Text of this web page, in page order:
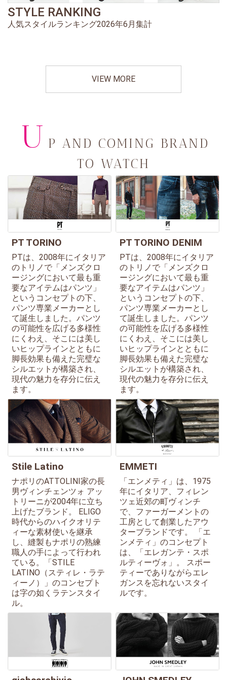
STYLE RANKING
人気スタイルランキング2026年6月集計
VIEW MORE
U P AND COMING BRAND
TO WATCH
PT TORINO
PTは、2008年にイタリア
のトリノで「メンズクロ
ージングにおいて最も重
要なアイテムはパンツ」
というコンセプトの下、
パンツ専業メーカーとし
て誕生しました。パンツ
の可能性を広げる多様性
にくわえ、そこには美し
いヒップラインとともに
脚長効果も備えた完璧な
シルエットが構築され、
現代の魅力を存分に伝え
ます。
PT TORINO DENIM
PTは、2008年にイタリア
のトリノで「メンズクロ
ージングにおいて最も重
要なアイテムはパンツ」
というコンセプトの下、
パンツ専業メーカーとし
て誕生しました。パンツ
の可能性を広げる多様性
にくわえ、そこには美し
いヒップラインとともに
脚長効果も備えた完璧な
シルエットが構築され、
現代の魅力を存分に伝え
ます。
Stile Latino
ナポリのATTOLINI家の長
男ヴィンチェンツォ アッ
トリーニが2004年に立ち
上げたブランド。 ELIGO
時代からのハイクオリテ
ィーな素材使いを継承
し、縫製もナポリの熟練
職人の手によって行われ
ている。「STILE
LATINO（スティレ・ラテ
ィーノ）」のコンセプト
は字の如くラテンスタイ
ル。
EMMETI
「エンメティ」は、1975
年にイタリア、フィレン
ツェ近郊の町ヴィンチ
で、ファーガーメントの
工房として創業したアウ
ターブランドです。 「エ
ンメティ」のコンセプト
は、「エレガンテ・スポ
ルティーヴォ」。 スポー
ティーでありながらエレ
ガンスを忘れないスタイ
ルです。